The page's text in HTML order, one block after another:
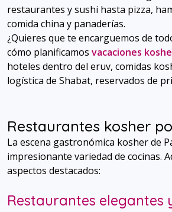
restaurantes y sushi hasta pizza,
comida china y panaderías.
¿Quieres que te encarguemos de
cómo planificamos vacaciones
hoteles dentro del eruv, comidas
logística de Shabat, reservados de
Restaurantes kosher
La escena gastronómica kosher de
impresionante variedad de cocinas.
aspectos destacados:
Restaurantes elegantes